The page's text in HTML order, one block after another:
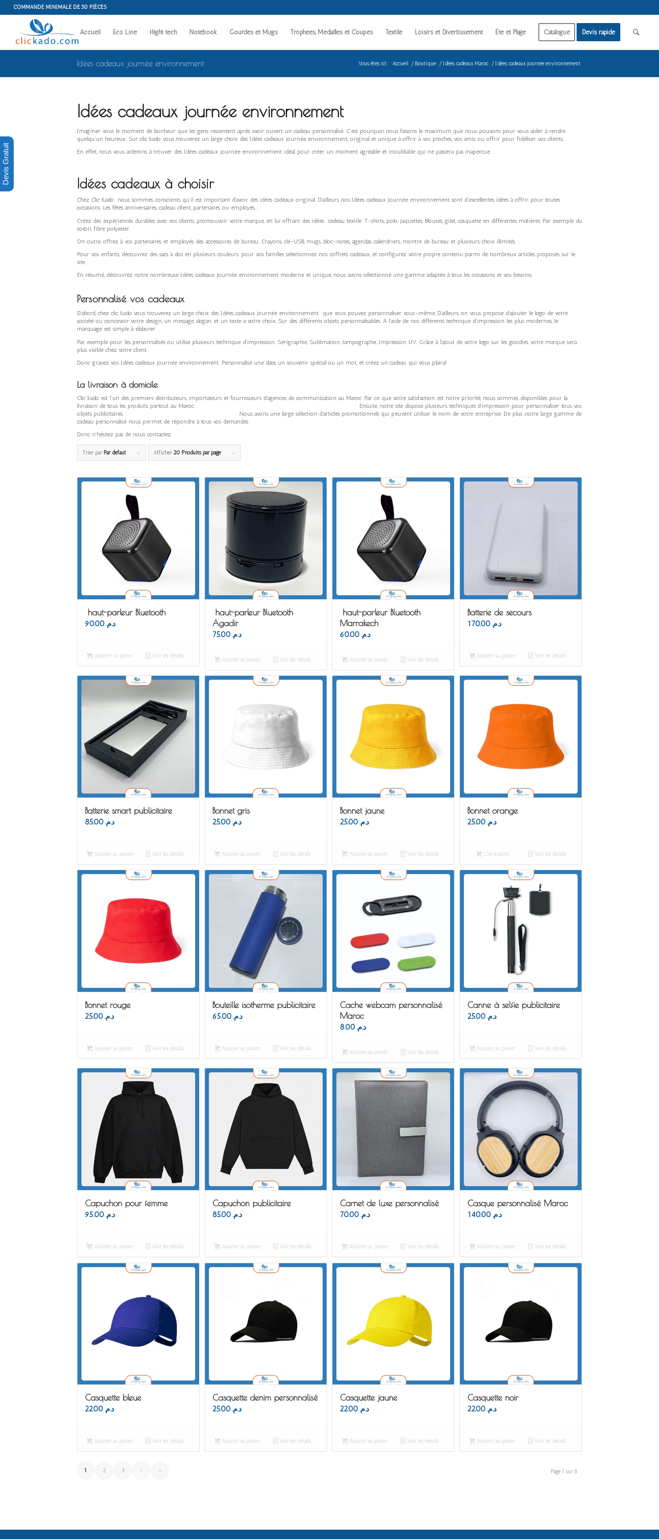
COMMANDE MINIMALE DE 50 PIÈCES
Accueil Eco Line Hight tech Notebook Gourdes et Mugs Trophées, Médailles et Coupes Textile Loisirs et Divertissement Été et Plage Catalogue Devis rapide
Idées cadeaux journée environnement Vous êtes ici : Accueil / Boutique / Idées cadeaux Maroc / Idées cadeaux journée environnement
Idées cadeaux journée environnement
Imaginer vous le moment de bonheur que les gens ressentent après avoir ouvert un cadeau personnalisé. C’est pourquoi nous faisons le maximum que nous pouvons pour vous aider à rendre
quelqu’un heureux. Sur clic kado vous trouverez un large choix des Idées cadeaux journée environnement, original et unique à offrir à vos proches, vos amis, ou offrir pour fidéliser vos clients.
En effet, nous vous aiderons à trouver des Idées cadeaux journée environnement idéal, pour créer un moment agréable et inoubliable qui ne passera pas inaperçue.
Idées cadeaux à choisir
Chez Clic Kado nous sommes conscients qu’il est important d’avoir des idées cadeaux original. D’ailleurs nos Idées cadeaux journée environnement sont d’excellentes idées à offrir pour toutes
occasions. Les fêtes anniversaires, cadeau client, partenaires ou employés, …
Créez des expériences durables avec vos clients, promouvoir votre marque, en lui offrant des idées cadeau textile. T-shirts, polo, jaquettes, Blouses, gilet, casquette en différentes matières. Par exemple du
coton, fibre polyester.
On outre, offrez à vos partenaires et employés des accessoires de bureau. Crayons, clé-USB, mugs, bloc-notes, agendas, calendriers, montre de bureau et plusieurs choix illimités.
Pour vos enfants, découvrez des sacs à dos en plusieurs couleurs. pour vos familles sélectionnez nos coffrets cadeaux, et configurez votre propre contenu parmi de nombreux articles proposés sur le
site.
En résumé, découvrez notre nombreuse Idées cadeaux journée environnement moderne et unique, nous avons sélectionné une gamme adaptée à tous les occasions et vos besoins.
Personnalisé vos cadeaux
D’abord, chez clic kado vous trouverez un large choix des Idées cadeaux journée environnement que vous pouvez personnaliser vous-même, D’ailleurs, on vous propose d’ajouter le logo de votre
société ou concevoir votre design, un message, slogan, et un texte a votre choix, Sur des différents objets personnalisables. A l’aide de nos différents technique d’impression les plus modernes, le
marquage est simple à élaborer.
Par exemple pour les personnalisés ou utilise plusieurs technique d’impression. Sérigraphie, Sublimation, tampographe, Impression UV. Grâce à l’ajout de votre logo sur les goodies, votre marque sera
plus visible chez votre client.
Donc gravez vos Idées cadeaux journée environnement. Personnalisé une date, un souvenir spécial ou un mot, et créez un cadeau qui vous plaira!
La livraison à domicile
Clic kado est l’un des premiers distributeurs, importateurs et fournisseurs d’agences de communication au Maroc. Par ce que votre satisfaction est notre priorité, nous sommes disponibles pour la
livraison de tous les produits partout au Maroc. Ensuite, notre site dispose plusieurs techniques d’impression pour personnaliser tous vos
objets publicitaires. Nous avons une large sélection d’articles promotionnels qui peuvent utiliser le nom de votre entreprise. De plus ,notre large gamme de
cadeau personnalisé nous permet de répondre à tous vos demandes.
Donc n’hésitez pas de nous contactez.
Trier par Par défaut Afficher 20 Produits par page
haut-parleur Bluetooth
د.م. 90.00
Ajouter au panier Voir les détails
haut-parleur Bluetooth
Agadir
د.م. 75.00
Ajouter au panier Voir les détails
haut-parleur Bluetooth
Marrakech
د.م. 60.00
Ajouter au panier Voir les détails
Batterie de secours
د.م. 170.00
Ajouter au panier Voir les détails
Batterie smart publicitaire
د.م. 85.00
Ajouter au panier Voir les détails
Bonnet gris
د.م. 25.00
Ajouter au panier Voir les détails
Bonnet jaune
د.م. 25.00
Ajouter au panier Voir les détails
Bonnet orange
د.م. 25.00
Lire la suite Voir les détails
Bonnet rouge
د.م. 25.00
Ajouter au panier Voir les détails
Bouteille isotherme publicitaire
د.م. 65.00
Ajouter au panier Voir les détails
Cache webcam personnalisé
Maroc
د.م. 8.00
Ajouter au panier Voir les détails
Canne à selfie publicitaire
د.م. 25.00
Ajouter au panier Voir les détails
Capuchon pour femme
د.م. 95.00
Ajouter au panier Voir les détails
Capuchon publicitaire
د.م. 85.00
Ajouter au panier Voir les détails
Carnet de luxe personnalisé
د.م. 70.00
Ajouter au panier Voir les détails
Casque personnalisé Maroc
د.م. 140.00
Ajouter au panier Voir les détails
Casquette bleue
د.م. 22.00
Ajouter au panier Voir les détails
Casquette denim personnalisé
د.م. 25.00
Ajouter au panier Voir les détails
Casquette jaune
د.م. 22.00
Ajouter au panier Voir les détails
Casquette noir
د.م. 22.00
Ajouter au panier Voir les détails
Page 1 sur 8
1 2 3 › »
Devis Gratuit